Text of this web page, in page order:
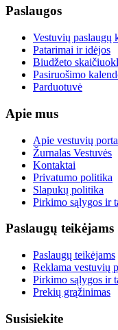
Paslaugos
Vestuvių paslaugų
Patarimai ir idėjos
Biudžeto
Pasiruošimo
Parduotuvė
Apie mus
Apie vestuvių
Žurnalas Vestuvės
Kontaktai
Privatumo politika
Slapukų politika
Pirkimo sąlygos ir
Paslaugų teikėjams
Paslaugų teikėjams
Reklama vestuvių
Pirkimo sąlygos ir
Prekių grąžinimas
Susisiekite